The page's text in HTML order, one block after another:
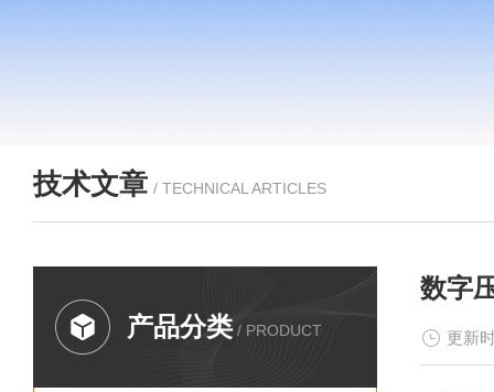
技术文章 / TECHNICAL ARTICLES
产品分类 / PRODUCT
数字
更新